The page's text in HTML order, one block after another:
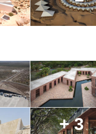
+ 3